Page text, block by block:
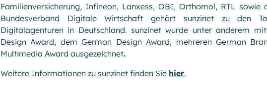
Familienversicherung, Infineon, Lanxess, OBI, Orthomol, RTL sowie
Bundesverband Digitale Wirtschaft gehört sunzinet zu den
Digitalagenturen in Deutschland. sunzinet wurde unter anderem
Design Award, dem German Design Award, mehreren German
Multimedia Award ausgezeichnet.
Weitere Informationen zu sunzinet finden Sie hier.